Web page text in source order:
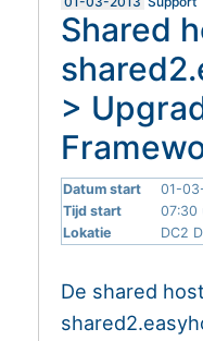
Shared
>
Datum start 01-
Tijd start
07:30
Lokatie
DC2
De shared